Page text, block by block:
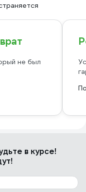
не был
в курсе!